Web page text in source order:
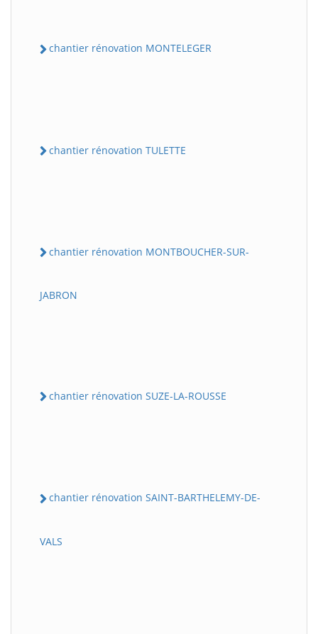
chantier rénovation MONTELEGER
chantier rénovation TULETTE
chantier rénovation MONTBOUCHER-SUR-
JABRON
chantier rénovation SUZE-LA-ROUSSE
chantier rénovation SAINT-BARTHELEMY-DE-
VALS